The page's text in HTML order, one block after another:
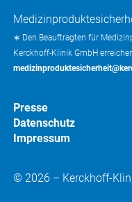
∗ Den Beauftragten für
Kerckhoff-Klinik GmbH
Presse
Datenschutz
Impressum
© 2026 – Kerckhoff-